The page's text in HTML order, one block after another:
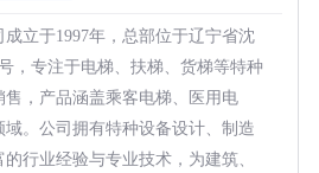
立于1997年，总部位于辽宁省沈
，专注于电梯、扶梯、货梯等特种
，产品涵盖乘客电梯、医用电
。公司拥有特种设备设计、制造
行业经验与专业技术，为建筑、